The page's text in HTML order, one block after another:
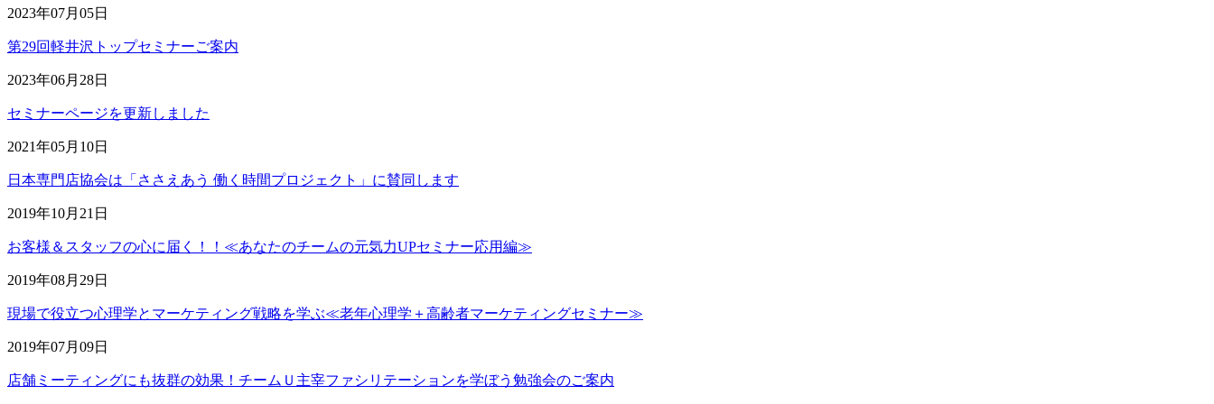
2023年07月05日
第29回軽井沢トップセミナーご案内
2023年06月28日
セミナーページを更新しました
2021年05月10日
日本専門店協会は「ささえあう 働く時間プロジェクト」に賛同します
2019年10月21日
お客様＆スタッフの心に届く！！≪あなたのチームの元気力UPセミナー応用編≫
2019年08月29日
現場で役立つ心理学とマーケティング戦略を学ぶ≪老年心理学＋高齢者マーケティングセミナー≫
2019年07月09日
店舗ミーティングにも抜群の効果！チームＵ主宰ファシリテーションを学ぼう勉強会のご案内